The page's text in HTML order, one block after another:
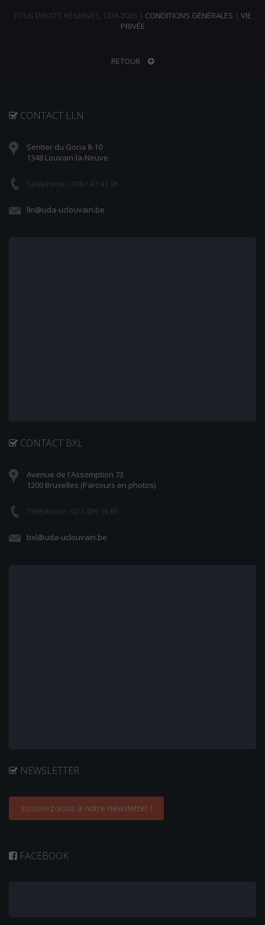
TOUS DROITS RÉSERVÉS, UDA 2026 | CONDITIONS GÉNÉRALES | VIE
PRIVÉE
RETOUR
CONTACT LLN
Sentier du Goria 8-10
1348 Louvain-la-Neuve
Téléphone : 010 / 47 41 96
lln@uda-uclouvain.be
CONTACT BXL
Avenue de l'Assomption 73
1200 Bruxelles (Parcours en photos)
Téléphone : 02 / 436 16 85
bxl@uda-uclouvain.be
NEWSLETTER
Inscrivez-vous à notre newsletter !
FACEBOOK